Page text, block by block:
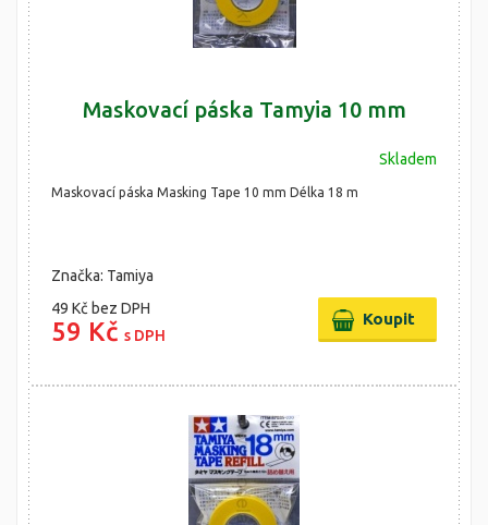
Maskovací páska Tamyia 10 mm
Skladem
Maskovací páska Masking Tape 10 mm Délka 18 m
Značka: Tamiya
49 Kč bez DPH
59 Kč s DPH